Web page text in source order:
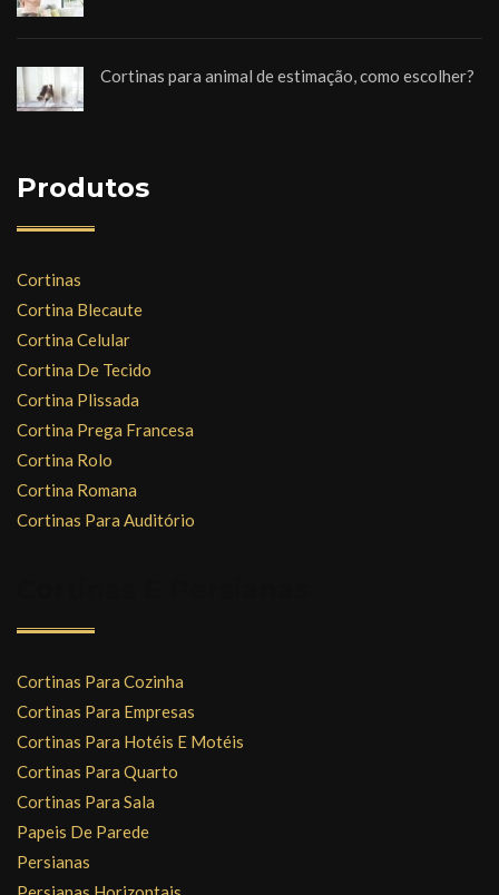
Cortinas para animal de estimação, como escolher?
Produtos
Cortinas
Cortina Blecaute
Cortina Celular
Cortina De Tecido
Cortina Plissada
Cortina Prega Francesa
Cortina Rolo
Cortina Romana
Cortinas Para Auditório
Cortinas Para Cozinha
Cortinas Para Empresas
Cortinas Para Hotéis E Motéis
Cortinas Para Quarto
Cortinas Para Sala
Papeis De Parede
Persianas